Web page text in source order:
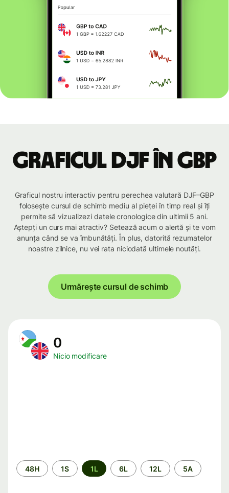
Graficul DJF în GBP
Graficul nostru interactiv pentru perechea valutară DJF–GBP
folosește cursul de schimb mediu al pieței în timp real și îți
permite să vizualizezi datele cronologice din ultimii 5 ani.
Aștepți un curs mai atractiv? Setează acum o alertă și te vom
anunța când se va îmbunătăți. În plus, datorită rezumatelor
noastre zilnice, nu vei rata niciodată ultimele noutăți.
Urmărește cursul de schimb
0
Nicio modificare
Perioada
48H 1S 1L 6L 12L 5A